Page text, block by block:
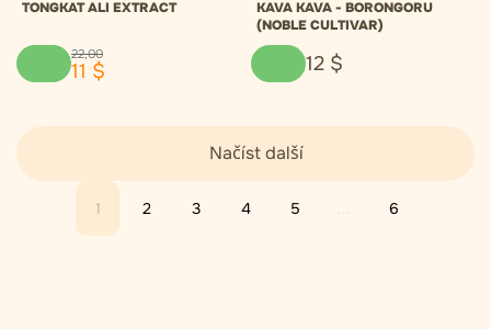
TONGKAT ALI EXTRACT
22,00
11 $
KAVA KAVA - BORONGORU
(NOBLE CULTIVAR)
12 $
1 2 3 4 5 ... 6
Načíst další